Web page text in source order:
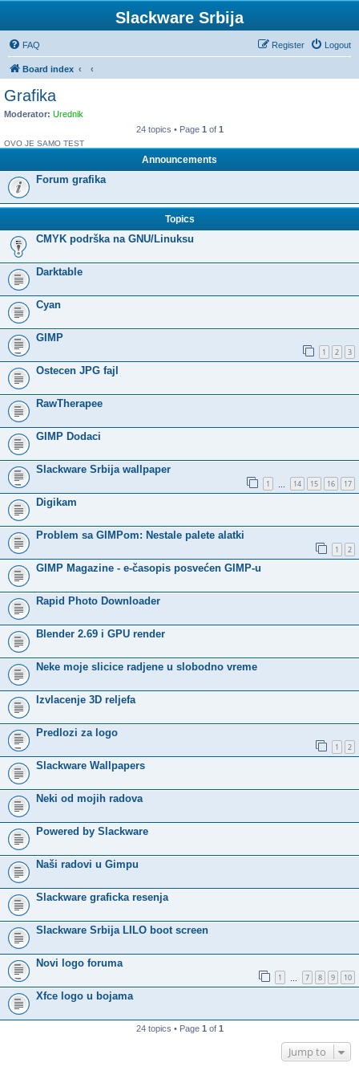
Slackware Srbija
FAQ Logout
Register
Board index
Grafika
Moderator: Urednik
24 topics • Page 1 of 1
OVO JE SAMO TEST
Announcements
Forum grafika
Topics
CMYK podrška na GNU/Linuksu
Darktable
Cyan
GIMP
1 2 3
Ostecen JPG fajl
RawTherapee
GIMP Dodaci
Slackware Srbija wallpaper
1 14 15 16 17
Digikam
Problem sa GIMPom: Nestale palete alatki
1 2
GIMP Magazine - e-časopis posvećen GIMP-u
Rapid Photo Downloader
Blender 2.69 i GPU render
Neke moje slicice radjene u slobodno vreme
Izvlacenje 3D reljefa
Predlozi za logo
1 2
Slackware Wallpapers
Neki od mojih radova
Powered by Slackware
Naši radovi u Gimpu
Slackware graficka resenja
Slackware Srbija LILO boot screen
Novi logo foruma
1 7 8 9 10
Xfce logo u bojama
24 topics • Page 1 of 1
Jump to